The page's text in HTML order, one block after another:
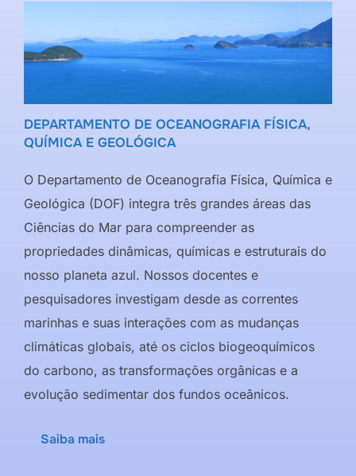
DEPARTAMENTO DE OCEANOGRAFIA FÍSICA,
QUÍMICA E GEOLÓGICA
O Departamento de Oceanografia Física, Química e
Geológica (DOF) integra três grandes áreas das
Ciências do Mar para compreender as
propriedades dinâmicas, químicas e estruturais do
nosso planeta azul. Nossos docentes e
pesquisadores investigam desde as correntes
marinhas e suas interações com as mudanças
climáticas globais, até os ciclos biogeoquímicos
do carbono, as transformações orgânicas e a
evolução sedimentar dos fundos oceânicos.
Saiba mais